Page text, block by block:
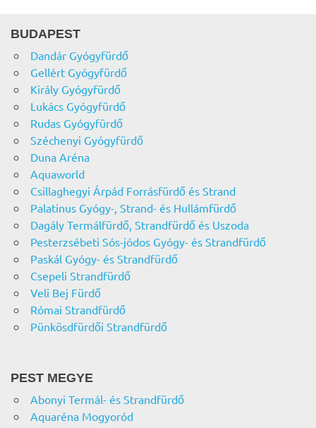
BUDAPEST
Dandár Gyógyfürdő
Gellért Gyógyfürdő
Király Gyógyfürdő
Lukács Gyógyfürdő
Rudas Gyógyfürdő
Széchenyi Gyógyfürdő
Duna Aréna
Aquaworld
Csillaghegyi Árpád Forrásfürdő és Strand
Palatinus Gyógy-, Strand- és Hullámfürdő
Dagály Termálfürdő, Strandfürdő és Uszoda
Pesterzsébeti Sós-jódos Gyógy- és Strandfürdő
Paskál Gyógy- és Strandfürdő
Csepeli Strandfürdő
Veli Bej Fürdő
Római Strandfürdő
Pünkösdfürdői Strandfürdő
PEST MEGYE
Abonyi Termál- és Strandfürdő
Aquaréna Mogyoród